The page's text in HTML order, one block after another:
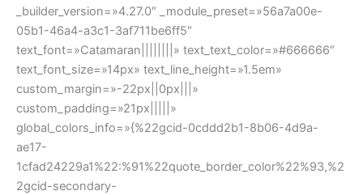
_builder_version=»4.27.0″ _module_preset=»56a7a00e-
05b1-46a4-a3c1-3af711be6ff5″
text_font=»Catamaran||||||||» text_text_color=»#666666″
text_font_size=»14px» text_line_height=»1.5em»
custom_margin=»-22px||0px|||»
custom_padding=»21px|||||»
global_colors_info=»{%22gcid-0cddd2b1-8b06-4d9a-
ae17-
1cfad24229a1%22:%91%22quote_border_color%22%93,%2
2gcid-secondary-